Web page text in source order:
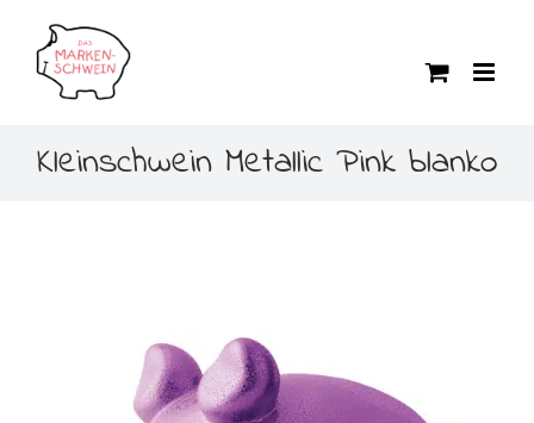
springen
Kleinschwein Metallic Pink blanko